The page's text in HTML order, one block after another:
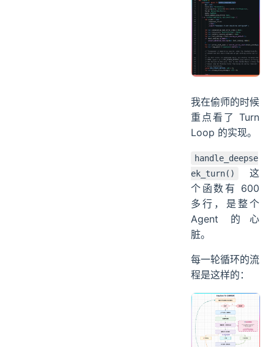
应的注册表里加
就行了。
重点看了 Turn
Loop 的实现。
handle_deepse
ek_turn() 这
个函数有 600
多行，是整个
Agent 的心
脏。
每一轮循环的流
程是这样的：